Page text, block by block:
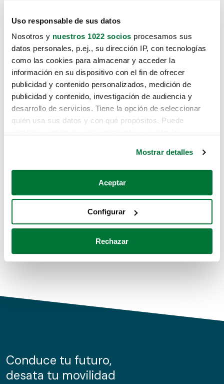
Uso responsable de sus datos
Nosotros y nuestros 1022 socios procesamos sus
datos personales, p.ej., su dirección IP, con tecnologías
como las cookies para almacenar y acceder la
información en su dispositivo con el fin de ofrecer
publicidad y contenido personalizados, medición de
publicidad y contenido, investigación de audiencia y
desarrollo de servicios. Tiene la opción de seleccionar
quién usa sus datos y con qué propósitos. Puede
Si lo permite, también quisiéramos:
Recopilar información sobre su ubicación geográfica
Identificar su dispositivo analizándolo activamente
para buscar características específicas (huellas
Obtenga más información sobre cómo se procesan sus
de cookies.
información sobre el uso que haga del sitio web con
nuestros partners de redes sociales, publicidad y análisis
Mostrar detalles
Aceptar
Configurar
Rechazar
Lo sentimos, no sabemos como
te hemos traido hasta aquí.
Pero puedes encontrar el coche que estás
buscando en alguno de estos enlaces:
Coches de segunda mano
Coches de km0
Conduce tu futuro,
desata tu movilidad